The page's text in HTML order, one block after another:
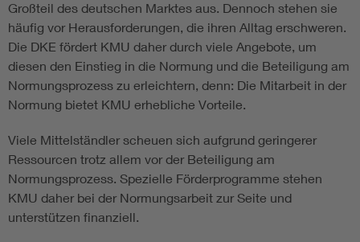
Großteil des deutschen Marktes aus. Dennoch stehen sie
häufig vor Herausforderungen, die ihren Alltag erschweren.
Die DKE fördert KMU daher durch viele Angebote, um
diesen den Einstieg in die Normung und die Beteiligung am
Normungsprozess zu erleichtern, denn: Die Mitarbeit in der
Normung bietet KMU erhebliche Vorteile.
Viele Mittelständler scheuen sich aufgrund geringerer
Ressourcen trotz allem vor der Beteiligung am
Normungsprozess. Spezielle Förderprogramme stehen
KMU daher bei der Normungsarbeit zur Seite und
unterstützen finanziell.